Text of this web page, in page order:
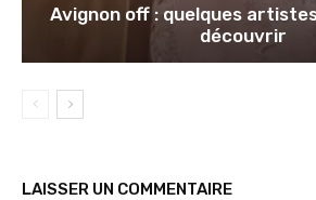
Avignon off : quelques
découvrir
LAISSER UN COMMENTAIRE